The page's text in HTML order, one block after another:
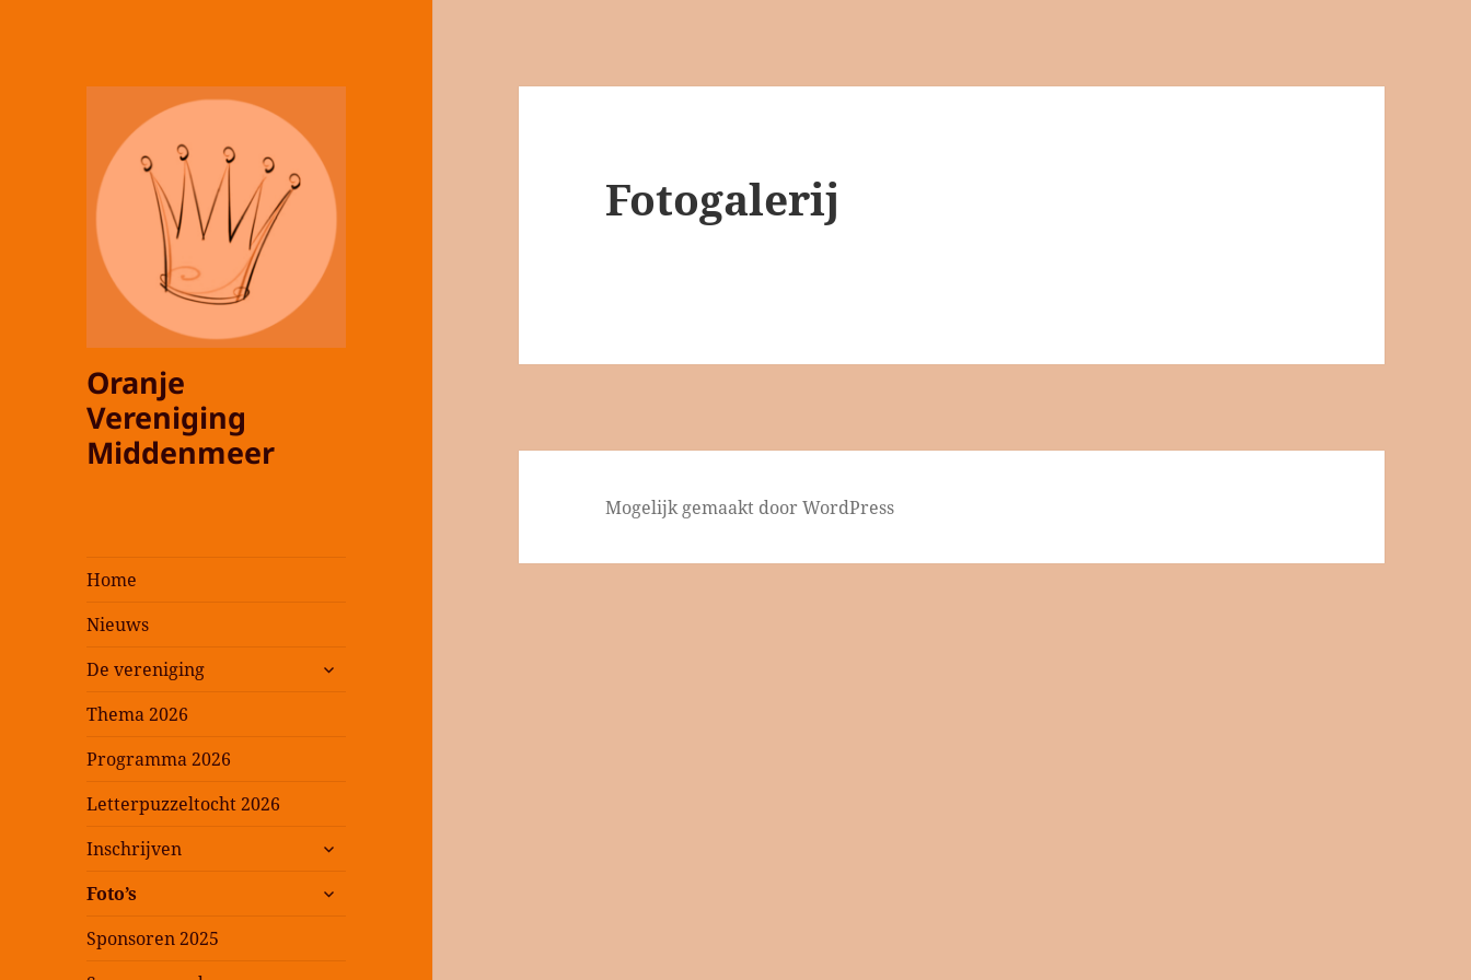
Oranje
Vereniging
Middenmeer
Home
Nieuws
De vereniging
submenu
Thema 2026
Programma 2026
Letterpuzzeltocht 2026
Inschrijven
submenu
Foto’s
submenu
Sponsoren 2025
Fotogalerij
Mogelijk gemaakt door WordPress